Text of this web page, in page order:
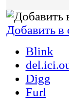
Добавить в
Blink
Digg
Furl